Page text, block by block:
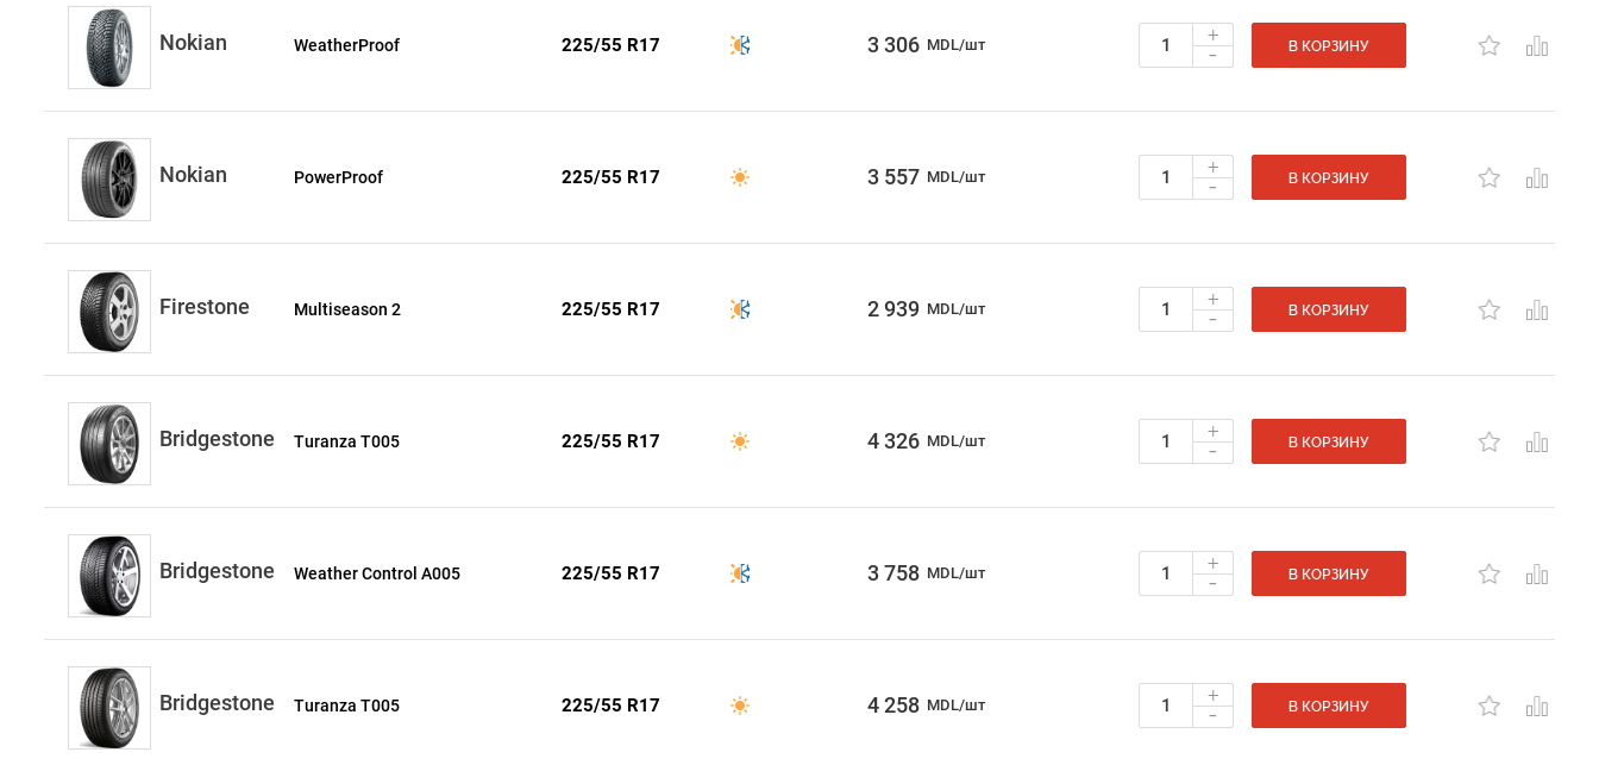
Nokian WeatherProof 225/55 R17 3 306 MDL/шт +
- В КОРЗИНУ
Nokian PowerProof 225/55 R17 3 557 MDL/шт +
- В КОРЗИНУ
Firestone Multiseason 2 225/55 R17 2 939 MDL/шт +
- В КОРЗИНУ
Bridgestone Turanza T005 225/55 R17 4 326 MDL/шт +
- В КОРЗИНУ
Bridgestone Weather Control A005 225/55 R17 3 758 MDL/шт +
- В КОРЗИНУ
Bridgestone Turanza T005 225/55 R17 4 258 MDL/шт +
- В КОРЗИНУ